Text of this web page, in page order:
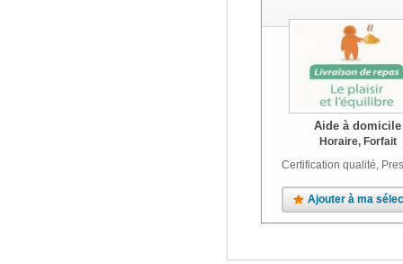
Aide à domicile
Horaire, Forfait
Certification qualité,
Ajouter à ma